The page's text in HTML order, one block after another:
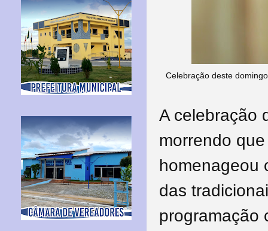
Celebração deste
A celebração
morrendo
homenageou
das
programação